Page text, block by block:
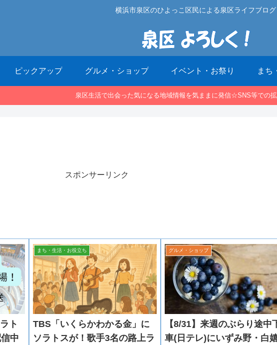
横浜市泉区のひよっこ区民による泉区ライフブログ
ピックアップ グルメ・ショップ イベント・お祭り まち
泉区生活で出会った気になる地域情報を気ままに発信☆SNS等での拡
スポンサーリンク
ト
中
まち・生活・お役立ち
TBS「いくらかわかる金」に
ソラトスが！歌手3名の路上ラ
グルメ・ショップ
【8/31】来週のぶらり途中
車(日テレ)にいずみ野・白